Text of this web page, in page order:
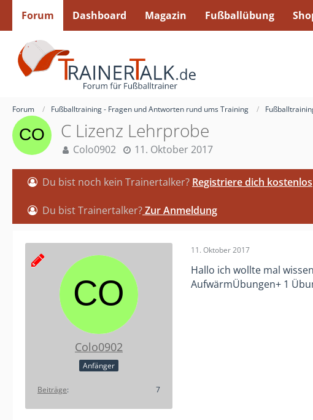
Forum Dashboard Magazin Fußballübung
Forum Fußballtraining - Fragen und Antworten rund ums Training
C Lizenz Lehrprobe
Colo0902 11. Oktober 2017
Du bist noch kein Trainertalker? Registriere dich kostenlos
Du bist Trainertalker?Zur Anmeldung
Colo0902
Anfänger
Beiträge 7
11. Oktober 2017
Hallo ich wollte mal
AufwärmÜbungen+ 1